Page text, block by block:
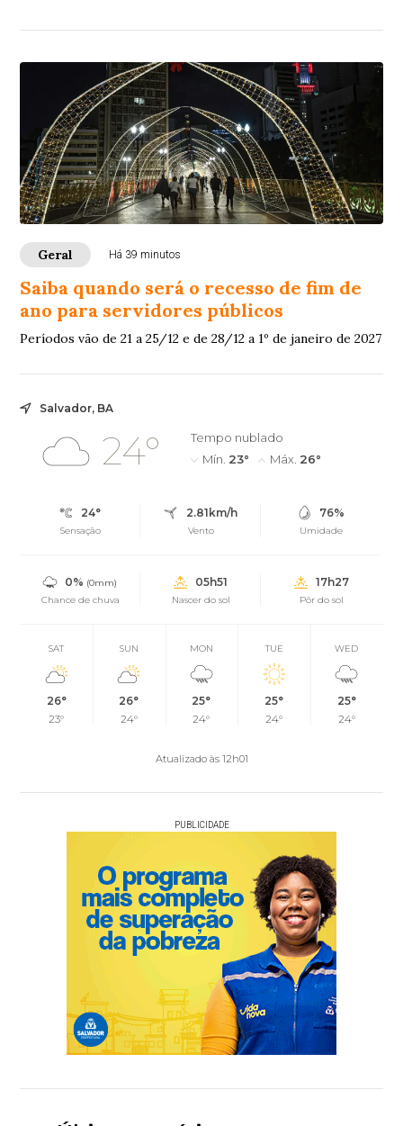
Geral Há 39 minutos
Saiba quando será o recesso de fim de
ano para servidores públicos
Períodos vão de 21 a 25/12 e de 28/12 a 1º de janeiro de 2027
Salvador, BA
24°
Tempo nublado
Mín. 23° Máx. 26°
24°
Sensação
2.81km/h
Vento
76%
Umidade
0% (0mm)
Chance de chuva
05h51
Nascer do sol
17h27
Pôr do sol
SAT
26°
23°
SUN
26°
24°
MON
25°
24°
TUE
25°
24°
WED
25°
24°
Atualizado às 12h01
PUBLICIDADE